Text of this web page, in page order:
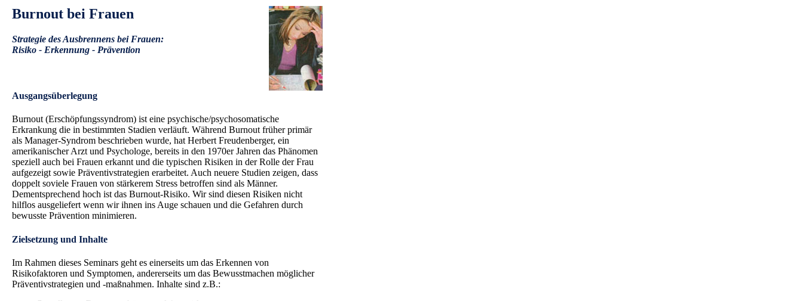
Burnout bei Frauen
Strategie des Ausbrennens bei Frauen:
Risiko - Erkennung - Prävention
Ausgangsüberlegung
Burnout (Erschöpfungssyndrom) ist eine psychische/psychosomatische
Erkrankung die in bestimmten Stadien verläuft. Während Burnout früher primär
als Manager-Syndrom beschrieben wurde, hat Herbert Freudenberger, ein
amerikanischer Arzt und Psychologe, bereits in den 1970er Jahren das Phänomen
speziell auch bei Frauen erkannt und die typischen Risiken in der Rolle der Frau
aufgezeigt sowie Präventivstrategien erarbeitet. Auch neuere Studien zeigen, dass
doppelt soviele Frauen von stärkerem Stress betroffen sind als Männer.
Dementsprechend hoch ist das Burnout-Risiko. Wir sind diesen Risiken nicht
hilflos ausgeliefert wenn wir ihnen ins Auge schauen und die Gefahren durch
bewusste Prävention minimieren.
Zielsetzung und Inhalte
Im Rahmen dieses Seminars geht es einerseits um das Erkennen von
Risikofaktoren und Symptomen, andererseits um das Bewusstmachen möglicher
Präventivstrategien und -maßnahmen. Inhalte sind z.B.: